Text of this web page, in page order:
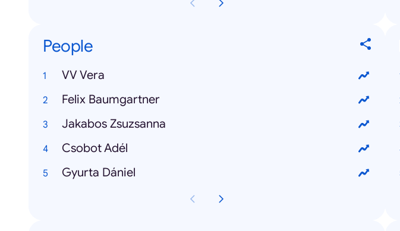
People
VV Vera
Felix Baumgartner
Jakabos Zsuzsanna
Csobot Adél
Gyurta Dániel